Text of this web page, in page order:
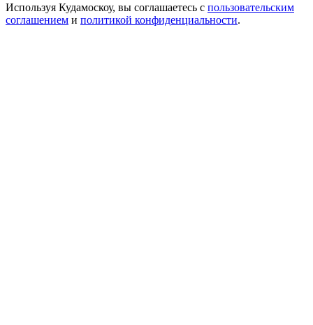
Используя Кудамоскоу, вы соглашаетесь с пользовательским
соглашением и политикой конфиденциальности.